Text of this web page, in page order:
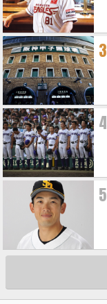
3
4
5